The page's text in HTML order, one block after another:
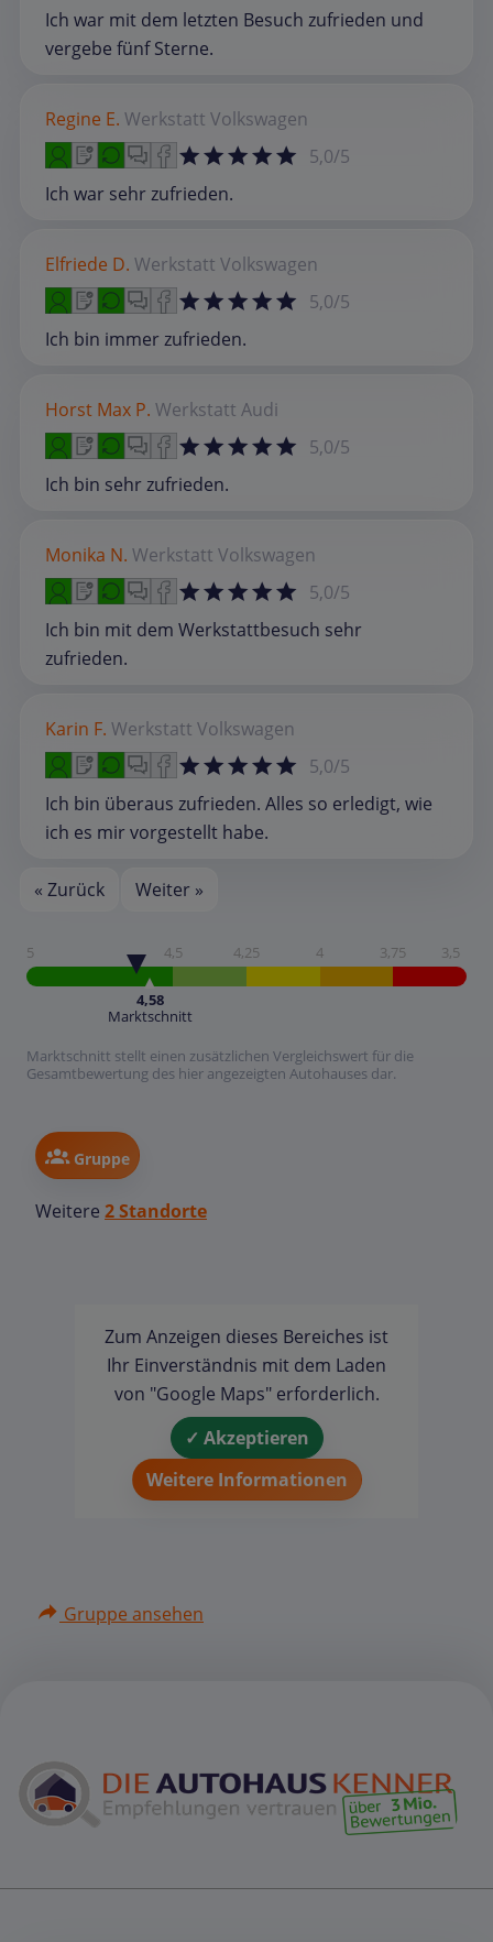
Ich war mit dem letzten Besuch zufrieden und
vergebe fünf Sterne.
Regine E. Werkstatt Volkswagen
5,0/5
Ich war sehr zufrieden.
Elfriede D. Werkstatt Volkswagen
5,0/5
Ich bin immer zufrieden.
Horst Max P. Werkstatt Audi
5,0/5
Ich bin sehr zufrieden.
Monika N. Werkstatt Volkswagen
5,0/5
Ich bin mit dem Werkstattbesuch sehr
zufrieden.
Karin F. Werkstatt Volkswagen
5,0/5
Ich bin überaus zufrieden. Alles so erledigt, wie
ich es mir vorgestellt habe.
« Zurück Weiter »
5 4,5 4,25 4 3,75 3,5
4,58
Marktschnitt
Marktschnitt stellt einen zusätzlichen Vergleichswert für die
Gesamtbewertung des hier angezeigten Autohauses dar.
Gruppe
Weitere 2 Standorte
Zum Anzeigen dieses Bereiches ist
Ihr Einverständnis mit dem Laden
von "Google Maps" erforderlich.
✓ Akzeptieren
Weitere Informationen
Gruppe ansehen